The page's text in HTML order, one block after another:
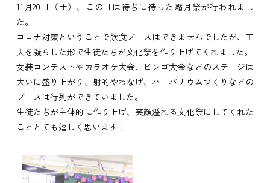
11月20日（土）、この日は待ちに待った霜月祭が行われまし
た。
コロナ対策ということで飲食ブースはできませんでしたが、工
夫を凝らした形で生徒たちが文化祭を作り上げてくれました。
女装コンテストやカラオケ大会、ビンゴ大会などのステージは
大いに盛り上がり、射的やわなげ、ハーバリウムづくりなどの
ブースは行列ができていました。
生徒たちが主体的に作り上げ、笑顔溢れる文化祭にしてくれた
こととても嬉しく思います！